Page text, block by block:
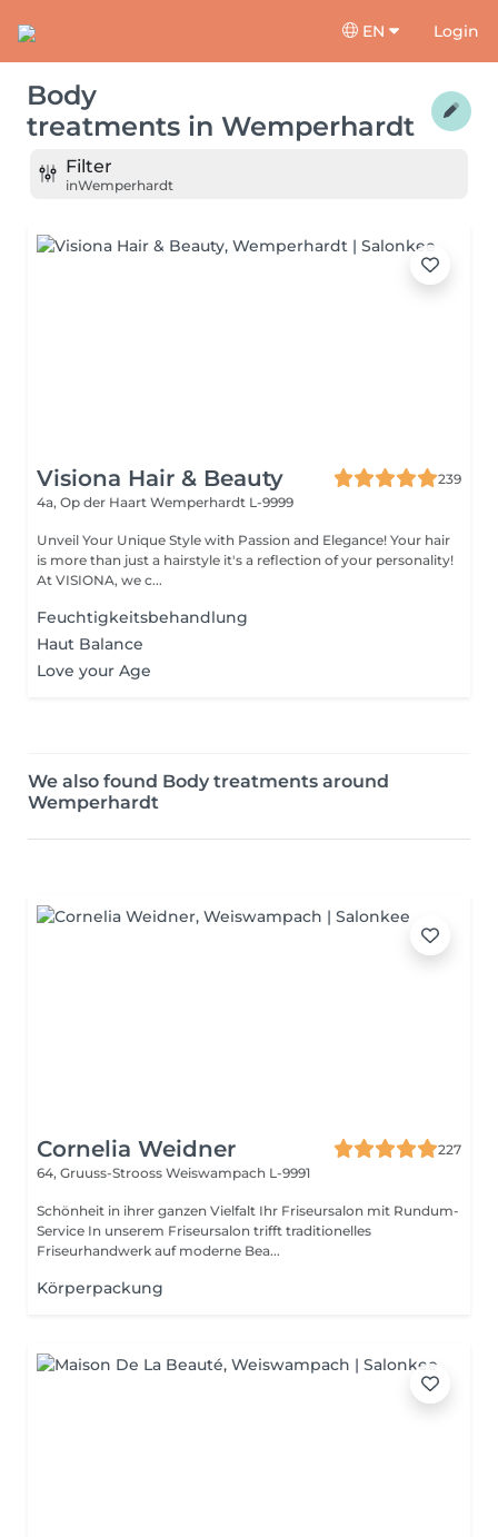
EN Login
Body
treatments in Wemperhardt
Filter
inWemperhardt
Visiona Hair & Beauty
239
4a, Op der Haart Wemperhardt L-9999
Unveil Your Unique Style with Passion and Elegance! Your hair
is more than just a hairstyle it's a reflection of your personality!
At VISIONA, we c...
Feuchtigkeitsbehandlung
Haut Balance
Love your Age
We also found Body treatments around
Wemperhardt
Cornelia Weidner
227
64, Gruuss-Strooss Weiswampach L-9991
Schönheit in ihrer ganzen Vielfalt Ihr Friseursalon mit Rundum-
Service In unserem Friseursalon trifft traditionelles
Friseurhandwerk auf moderne Bea...
Körperpackung